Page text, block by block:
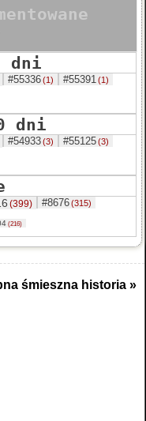
dni
#55336(1) #55391(1)
dni
#54933(3) #55125(3)
(399) #8676(315)
(216)
śmieszna historia »